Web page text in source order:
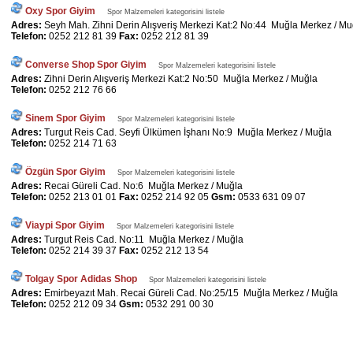
Oxy Spor Giyim Spor Malzemeleri kategorisini listele
Adres: Seyh Mah. Zihni Derin Alışveriş Merkezi Kat:2 No:44 Muğla Merkez /
Telefon: 0252 212 81 39 Fax: 0252 212 81 39
Converse Shop Spor Giyim Spor Malzemeleri kategorisini listele
Adres: Zihni Derin Alışveriş Merkezi Kat:2 No:50 Muğla Merkez / Muğla
Telefon: 0252 212 76 66
Sinem Spor Giyim Spor Malzemeleri kategorisini listele
Adres: Turgut Reis Cad. Seyfi Ülkümen İşhanı No:9 Muğla Merkez / Muğla
Telefon: 0252 214 71 63
Özgün Spor Giyim Spor Malzemeleri kategorisini listele
Adres: Recai Güreli Cad. No:6 Muğla Merkez / Muğla
Telefon: 0252 213 01 01 Fax: 0252 214 92 05 Gsm: 0533 631 09 07
Viaypi Spor Giyim Spor Malzemeleri kategorisini listele
Adres: Turgut Reis Cad. No:11 Muğla Merkez / Muğla
Telefon: 0252 214 39 37 Fax: 0252 212 13 54
Tolgay Spor Adidas Shop Spor Malzemeleri kategorisini listele
Adres: Emirbeyazıt Mah. Recai Güreli Cad. No:25/15 Muğla Merkez / Muğla
Telefon: 0252 212 09 34 Gsm: 0532 291 00 30